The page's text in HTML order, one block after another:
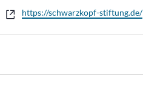
Webseite
https://schwarzkopf-stiftung.de/